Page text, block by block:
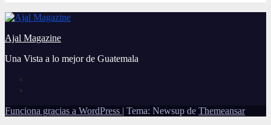
Ajal Magazine
Una Vista a lo mejor de Guatemala
Funciona gracias a WordPress | Tema: Newsup de Themeansar